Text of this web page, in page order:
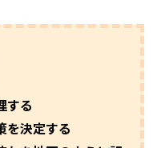
する
を決定する